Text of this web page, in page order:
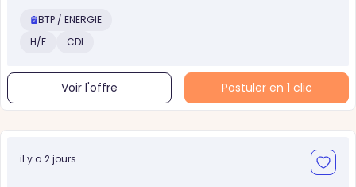
BTP / ENERGIE
H/F
CDI
Voir l'offre Postuler en 1 clic
il y a 2 jours